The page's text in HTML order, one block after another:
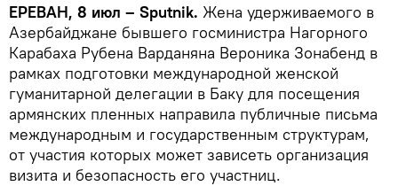
ЕРЕВАН, 8 июл – Sputnik. Жена удерживаемого в
Азербайджане бывшего госминистра Нагорного
Карабаха Рубена Варданяна Вероника Зонабенд в
рамках подготовки международной женской
гуманитарной делегации в Баку для посещения
армянских пленных направила публичные письма
международным и государственным структурам,
от участия которых может зависеть организация
визита и безопасность его участниц.